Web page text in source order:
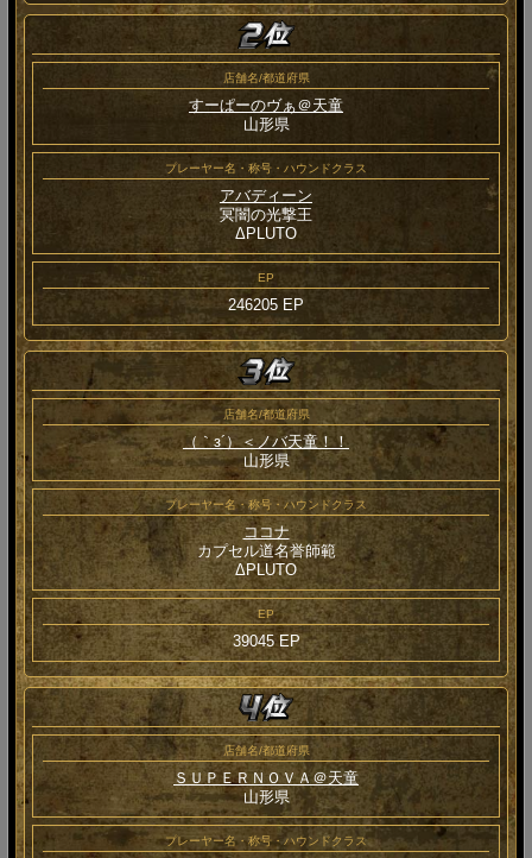
店舗名/都道府県
すーぱーのヴぁ＠天童
山形県
プレーヤー名・称号・ハウンドクラス
アバディーン
冥闇の光撃王
ΔPLUTO
EP
246205 EP
店舗名/都道府県
（｀з´）＜ノバ天童！！
山形県
プレーヤー名・称号・ハウンドクラス
ココナ
カプセル道名誉師範
ΔPLUTO
EP
39045 EP
店舗名/都道府県
ＳＵＰＥＲＮＯＶＡ＠天童
山形県
プレーヤー名・称号・ハウンドクラス